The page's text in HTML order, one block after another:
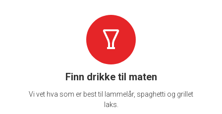
Finn drikke til maten
Vi vet hva som er best til lammelår, spaghetti og grillet
laks.